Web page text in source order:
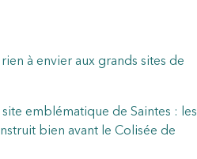
à envier aux grands sites de
emblématique de Saintes : les
bien avant le Colisée de